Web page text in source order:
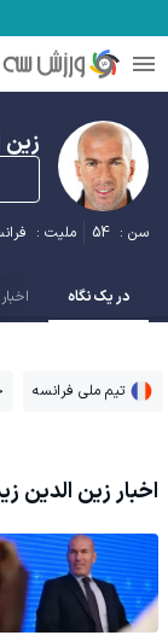
زین
سن : 54 ملیت :
در یک نگاه اخبار
تیم ملی فرانسه
اخبارزین الدین